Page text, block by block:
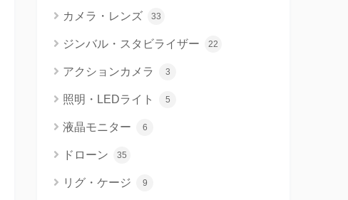
カメラ・レンズ 33
ジンバル・スタビライザー 22
アクションカメラ 3
照明・LEDライト 5
液晶モニター 6
ドローン 35
リグ・ケージ 9